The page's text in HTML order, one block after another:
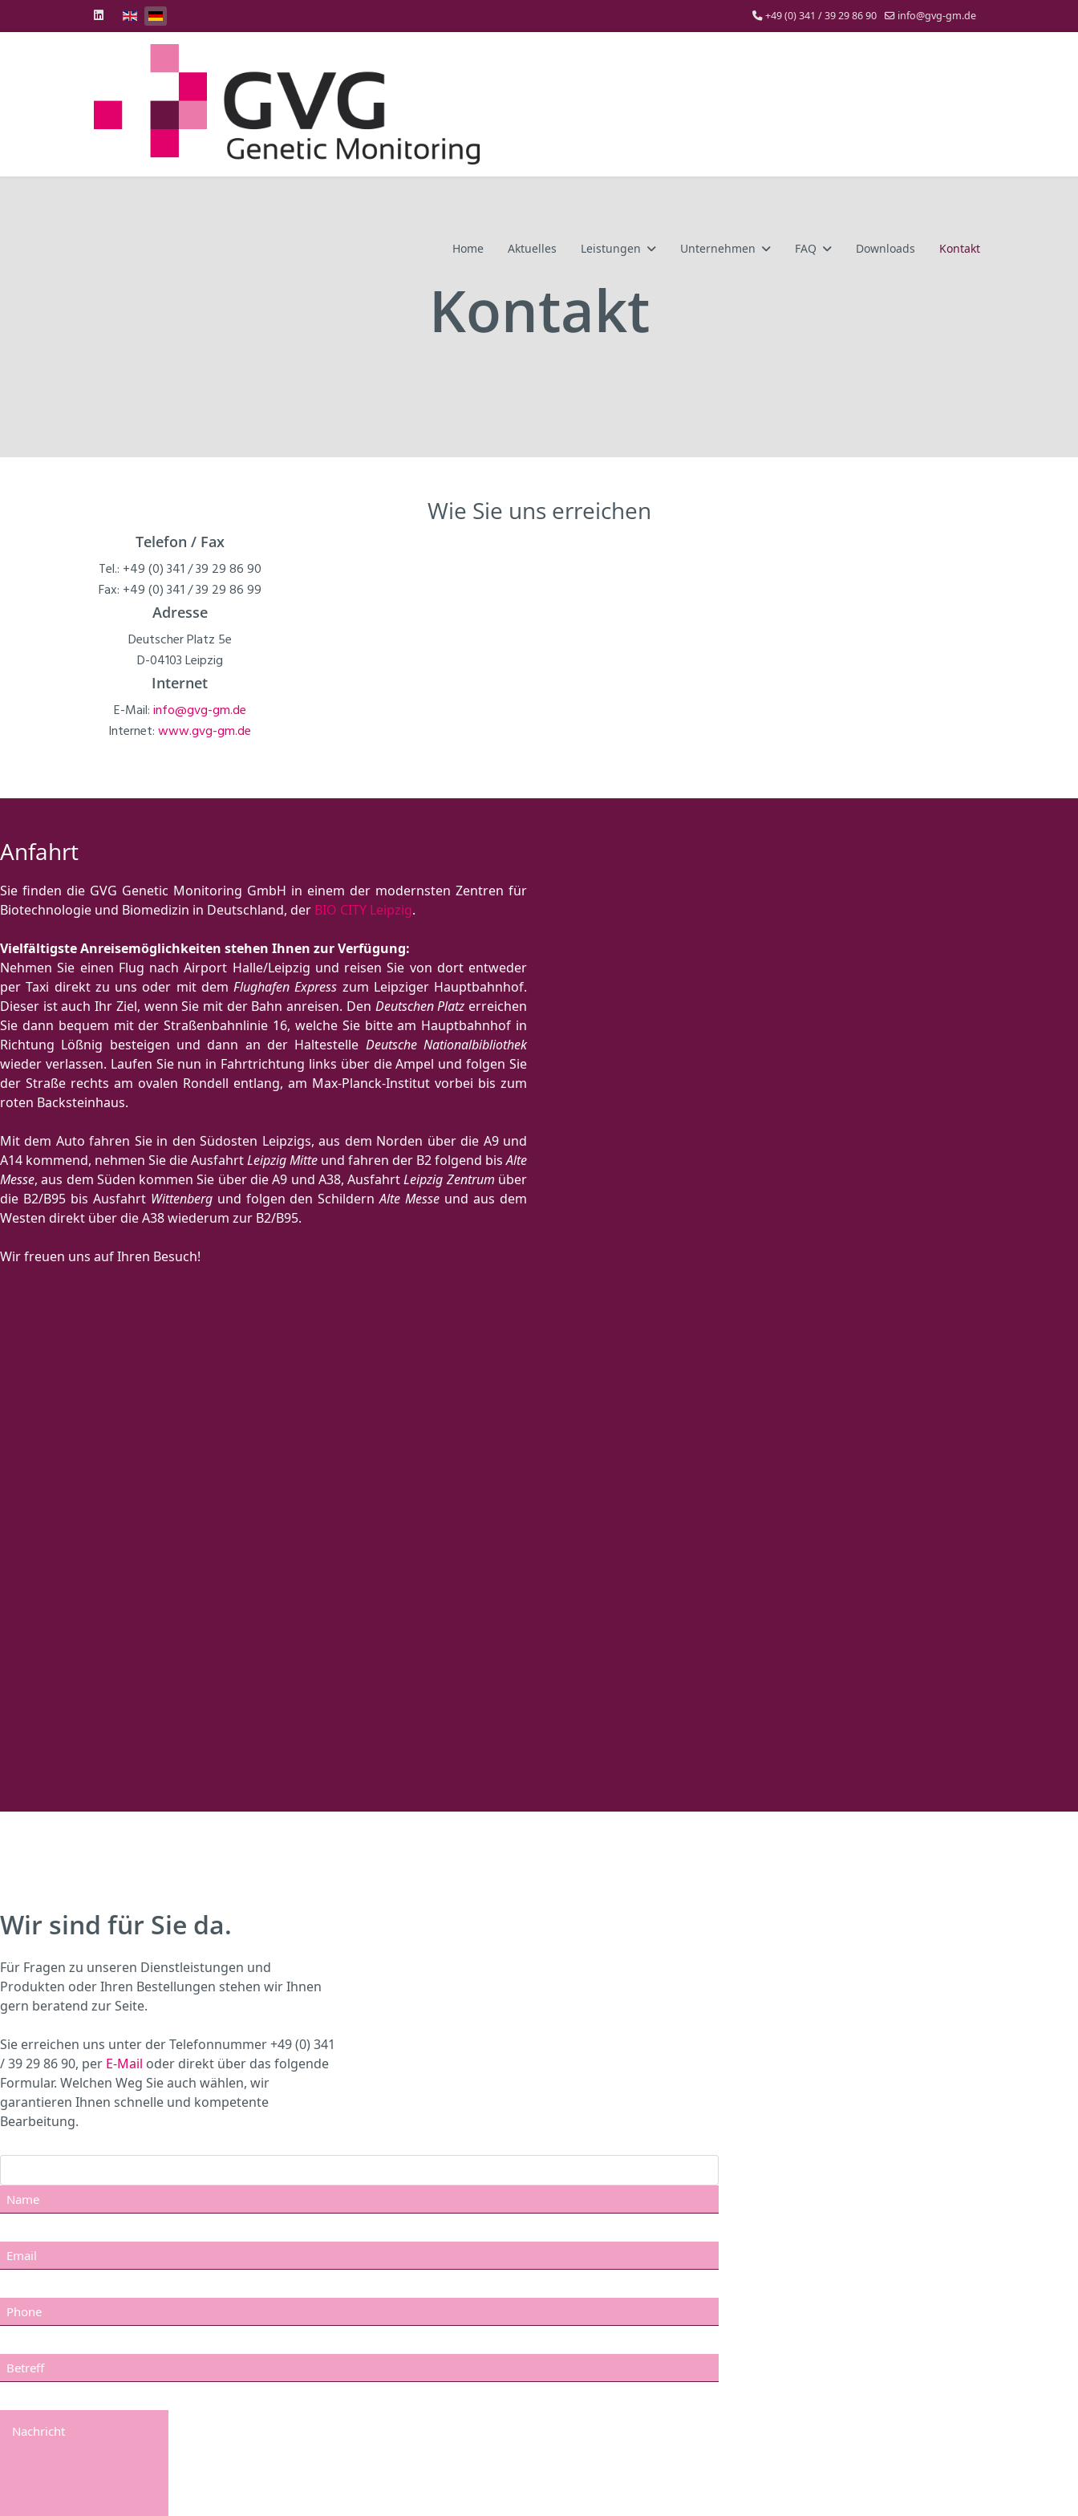
Select your language +49 (0) 341 / 39 29 86 90 info@gvg-gm.de
Home Aktuelles Leistungen Unternehmen FAQ Downloads Kontakt
Kontakt
Wie Sie uns erreichen
Telefon / Fax
Tel.: +49 (0) 341 / 39 29 86 90
Fax: +49 (0) 341 / 39 29 86 99
Adresse
Deutscher Platz 5e
D-04103 Leipzig
Internet
E-Mail:info@gvg-gm.de
Internet:www.gvg-gm.de
Anfahrt
Sie finden die GVG Genetic Monitoring GmbH in einem der modernsten Zentren für
Biotechnologie und Biomedizin in Deutschland, der BIO CITY Leipzig.
Vielfältigste Anreisemöglichkeiten stehen Ihnen zur Verfügung:
Nehmen Sie einen Flug nach Airport Halle/Leipzig und reisen Sie von dort entweder
per Taxi direkt zu uns oder mit dem Flughafen Express zum Leipziger Hauptbahnhof.
Dieser ist auch Ihr Ziel, wenn Sie mit der Bahn anreisen. Den Deutschen Platz erreichen
Sie dann bequem mit der Straßenbahnlinie 16, welche Sie bitte am Hauptbahnhof in
Richtung Lößnig besteigen und dann an der Haltestelle Deutsche Nationalbibliothek
wieder verlassen. Laufen Sie nun in Fahrtrichtung links über die Ampel und folgen Sie
der Straße rechts am ovalen Rondell entlang, am Max-Planck-Institut vorbei bis zum
roten Backsteinhaus.
Mit dem Auto fahren Sie in den Südosten Leipzigs, aus dem Norden über die A9 und
A14 kommend, nehmen Sie die AusfahrtLeipzig Mitte und fahren der B2 folgend bisAlte
Messe, aus dem Süden kommen Sie über die A9 und A38, AusfahrtLeipzig Zentrum über
die B2/B95 bis Ausfahrt Wittenbergund folgen den SchildernAlte Messe und aus dem
Westen direkt über die A38 wiederum zur B2/B95.
Wir freuen uns auf Ihren Besuch!
Wir sind für Sie da.
Für Fragen zu unseren Dienstleistungen und
Produkten oder Ihren Bestellungen stehen wir Ihnen
gern beratend zur Seite.
Sie erreichen uns unter der Telefonnummer +49 (0) 341
/ 39 29 86 90, per E-Mail oder direkt über das folgende
Formular. Welchen Weg Sie auch wählen, wir
garantieren Ihnen schnelle und kompetente
Bearbeitung.